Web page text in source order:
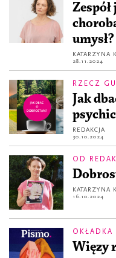
umysł?
KATARZYNA
28.11.2024
RZECZ
Jak
REDAKCJA
30.10.2024
OD
KATARZYNA
16.10.2024
OKŁADKA
Więzy